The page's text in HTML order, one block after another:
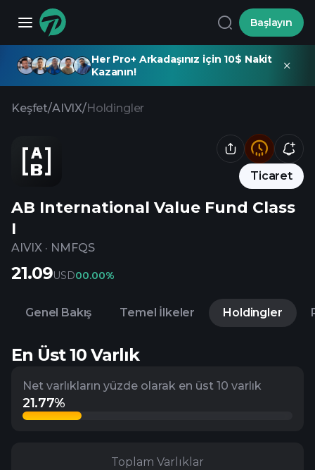
Başlayın
Her Pro+ Arkadaşınız için 10$ Nakit
Kazanın!
Keşfet/AIVIX/Holdingler
Ticaret
AB International Value Fund Class
I
AIVIX · NMFQS
21.09USD00.00%
Genel Bakış Temel İlkeler Holdingler
En Üst 10 Varlık
Net varlıkların yüzde olarak en üst 10 varlık
21.77%
Toplam Varlıklar